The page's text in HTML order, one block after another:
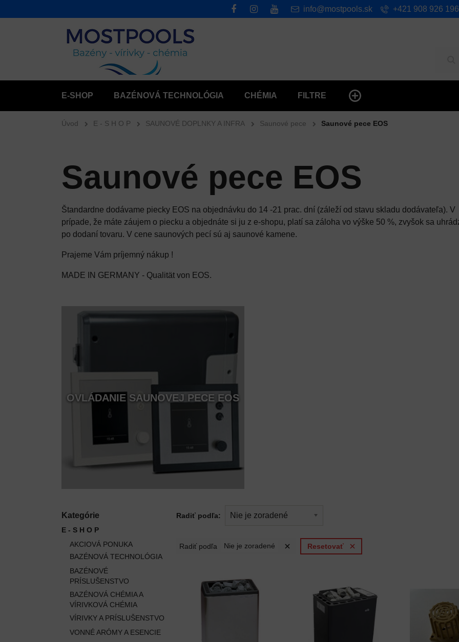
E-SHOP BAZÉNOVÁ TECHNOLÓGIA CHÉMIA FILTRE
info@mostpools.sk +421 908 926 196
Úvod E - S H O P SAUNOVÉ DOPLNKY A INFRA Saunové pece Saunové pece EOS
Saunové pece EOS
Štandardne dodávame piecky EOS na objednávku do 14 -21 prac. dní (záleží od stavu skladu dodávateľa). V
prípade, že máte záujem o piecku a objednáte si ju z e-shopu, platí sa záloha vo výške 50 %, zvyšok sa
po dodaní tovaru. V cene saunových pecí sú aj saunové kamene.
Prajeme Vám príjemný nákup !
MADE IN GERMANY - Qualität von EOS.
OVLÁDANIE SAUNOVEJ PECE EOS
Elektronický regulátor
Radiť podľa: Nie je zoradené
Radiť podľa Nie je zoradené Resetovať
Kategórie
E - S H O P
AKCIOVÁ PONUKA
BAZÉNOVÁ TECHNOLÓGIA
BAZÉNOVÉ
PRÍSLUŠENSTVO
BAZÉNOVÁ CHÉMIA A
VÍRIVKOVÁ CHÉMIA
VÍRIVKY A PRÍSLUŠENSTVO
VONNÉ ARÓMY A ESENCIE